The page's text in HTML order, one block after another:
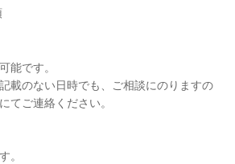
能です。
載のない日時でも、ご相談にのりますの
てご連絡ください。
。